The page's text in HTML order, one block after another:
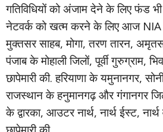
गतिविधियों को अंजाम देने के लिए फंड
नेटवर्क को खत्म करने के लिए आज NIA
मुक्तसर साहब, मोगा, तरण तारन,
पंजाब के मोहाली जिलों, पूर्वी गुरुग्राम,
छापेमारी की. हरियाणा के यमुनानगर,
राजस्थान के हनुमानगढ़ और गंगानगर
के द्वारका, आउटर नार्थ, नार्थ ईस्ट,